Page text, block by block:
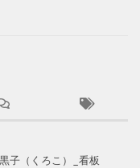
子（くろこ）_看板